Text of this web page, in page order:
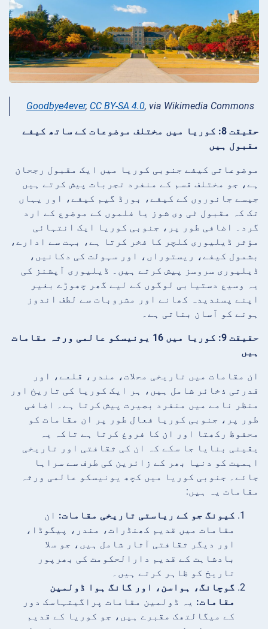
Goodbye4ever, CC BY-SA 4.0, via Wikimedia Commons
حقیقت 8: کوریا میں مختلف موضوعات کے ساتھ کیفے
مقبول ہیں
موضوعاتی کیفے جنوبی کوریا میں ایک مقبول رجحان
ہے، جو مختلف قسم کے منفرد تجربات پیش کرتے ہیں
جیسے جانوروں کے کیفے، بورڈ گیم کیفے، اور یہاں
تک کہ مقبول ٹی وی شوز یا فلموں کے موضوع کے ارد
گرد۔ اضافی طور پر، جنوبی کوریا ایک انتہائی
مؤثر ڈیلیوری کلچر کا فخر کرتا ہے، بہت سے ادارے،
بشمول کیفے، ریستوراں، اور سہولت کی دکانیں،
ڈیلیوری سروسز پیش کرتے ہیں۔ ڈیلیوری آپشنز کی
یہ وسیع دستیابی لوگوں کے لیے گھر چھوڑے بغیر
اپنے پسندیدہ کھانے اور مشروبات سے لطف اندوز
ہونے کو آسان بناتی ہے۔
حقیقت 9: کوریا میں 16 یونیسکو عالمی ورثہ مقامات
ہیں
ان مقامات میں تاریخی محلات، مندر، قلعے، اور
قدرتی ذخائر شامل ہیں، ہر ایک کوریا کی تاریخ اور
منظر نامے میں منفرد بصیرت پیش کرتا ہے۔ اضافی
طور پر، جنوبی کوریا فعال طور پر ان مقامات کو
محفوظ رکھتا اور ان کا فروغ کرتا ہے تاکہ یہ
یقینی بنایا جا سکے کہ ان کی ثقافتی اور تاریخی
اہمیت کو دنیا بھر کے زائرین کی طرف سے سراہا
جائے۔ جنوبی کوریا میں کچھ یونیسکو عالمی ورثہ
مقامات یہ ہیں:
کیونگ جو کے ریاستی تاریخی مقامات: ان
مقامات میں قدیم کھنڈرات، مندر، پیگوڈا،
اور دیگر ثقافتی آثار شامل ہیں، جو سلا
بادشاہت کے قدیم دارالحکومت کی بھرپور
تاریخ کو ظاہر کرتے ہیں۔
گوچانگ، ہواسن، اور گانگ ہوا ڈولمین
مقامات: یہ ڈولمین مقامات پراگیتہاسک دور
کے میگالتھک مقبرے ہیں، جو کوریا کے قدیم